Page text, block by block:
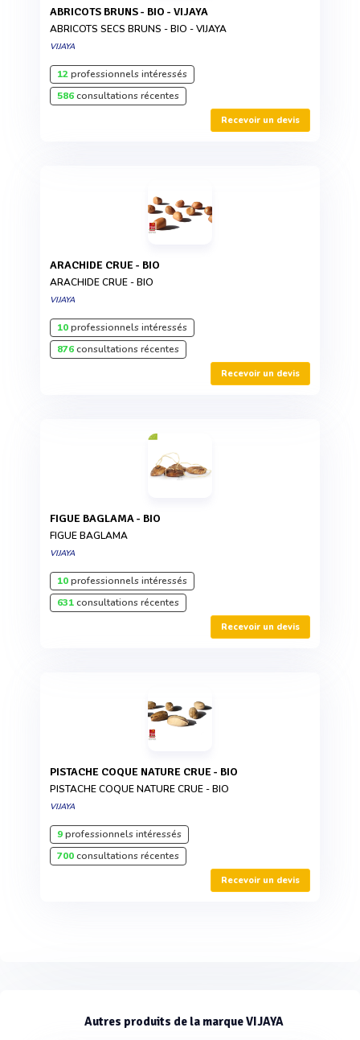
ABRICOTS BRUNS - BIO - VIJAYA
ABRICOTS SECS BRUNS - BIO - VIJAYA
VIJAYA
12professionnels intéressés
586consultations récentes
Recevoir un devis
ARACHIDE CRUE - BIO
ARACHIDE CRUE - BIO
VIJAYA
10professionnels intéressés
876consultations récentes
Recevoir un devis
FIGUE BAGLAMA - BIO
FIGUE BAGLAMA
VIJAYA
10professionnels intéressés
631consultations récentes
Recevoir un devis
PISTACHE COQUE NATURE CRUE - BIO
PISTACHE COQUE NATURE CRUE - BIO
VIJAYA
9professionnels intéressés
700consultations récentes
Recevoir un devis
Autres produits de la marque VIJAYA